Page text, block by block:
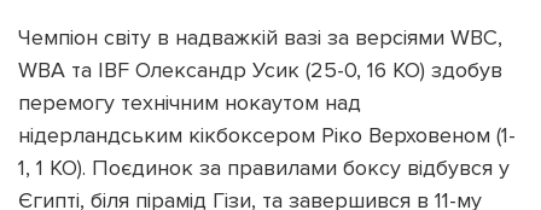
Політика конфіденційності
Наші соц мережі
Чемпіон світу в надважкій вазі за версіями WBC,
WBA та IBF Олександр Усик (25-0, 16 КО) здобув
перемогу технічним нокаутом над
нідерландським кікбоксером Ріко Верховеном (1-
1, 1 КО). Поєдинок за правилами боксу відбувся у
Єгипті, біля пірамід Гізи, та завершився в 11-му